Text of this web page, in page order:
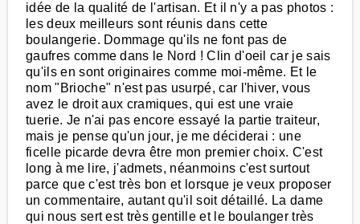
idée de la qualité de l'artisan. Et il n'y a pas photos :
les deux meilleurs sont réunis dans cette
boulangerie. Dommage qu'ils ne font pas de
gaufres comme dans le Nord ! Clin d'oeil car je sais
qu'ils en sont originaires comme moi-même. Et le
nom "Brioche" n'est pas usurpé, car l'hiver, vous
avez le droit aux cramiques, qui est une vraie
tuerie. Je n'ai pas encore essayé la partie traiteur,
mais je pense qu'un jour, je me déciderai : une
ficelle picarde devra être mon premier choix. C'est
long à me lire, j'admets, néanmoins c'est surtout
parce que c'est très bon et lorsque je veux proposer
un commentaire, autant qu'il soit détaillé. La dame
qui nous sert est très gentille et le boulanger très